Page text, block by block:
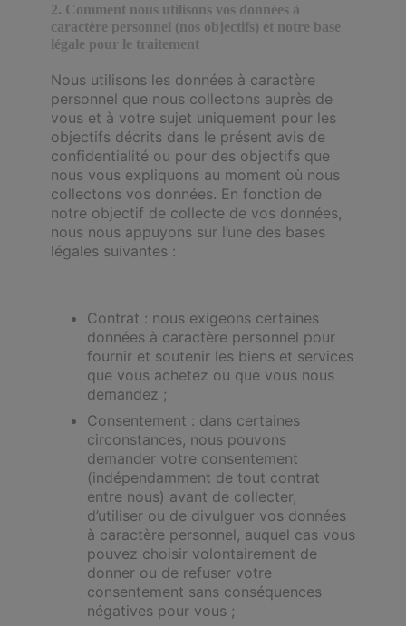
2. Comment nous utilisons vos données à
caractère personnel (nos objectifs) et notre base
légale pour le traitement
Nous utilisons les données à caractère
personnel que nous collectons auprès de
vous et à votre sujet uniquement pour les
objectifs décrits dans le présent avis de
confidentialité ou pour des objectifs que
nous vous expliquons au moment où nous
collectons vos données. En fonction de
notre objectif de collecte de vos données,
nous nous appuyons sur l’une des bases
légales suivantes :
Contrat : nous exigeons certaines
données à caractère personnel pour
fournir et soutenir les biens et services
que vous achetez ou que vous nous
demandez ;
Consentement : dans certaines
circonstances, nous pouvons
demander votre consentement
(indépendamment de tout contrat
entre nous) avant de collecter,
d’utiliser ou de divulguer vos données
à caractère personnel, auquel cas vous
pouvez choisir volontairement de
donner ou de refuser votre
consentement sans conséquences
négatives pour vous ;